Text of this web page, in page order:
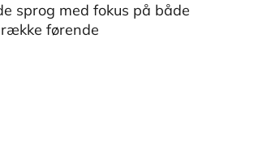
sprog med fokus på både
førende